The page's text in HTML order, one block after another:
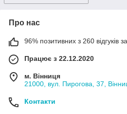
Про нас
96% позитивних з 260 відгуків
Працює з 22.12.2020
м. Вінниця
21000, вул. Пирогова, 37,
Контакти